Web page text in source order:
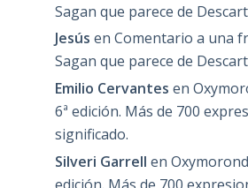
Sagan que parece de
Jesús en Comentario a una
Sagan que parece de
Emilio Cervantes en
6ª edición. Más de 700
significado.
Silveri Garrell en